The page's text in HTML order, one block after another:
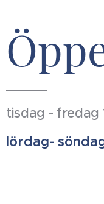
tisdag - fredag
lördag- söndag